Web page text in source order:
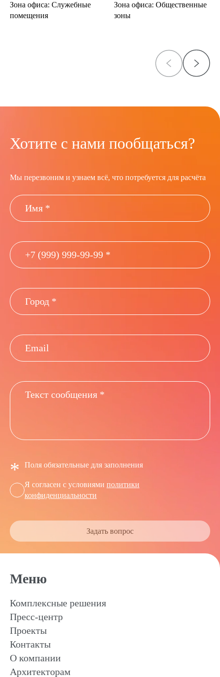
Зона офиса: Служебные
помещения
Зона офиса: Общественные
зоны
Хотите с нами пообщаться?
Мы перезвоним и узнаем всё, что потребуется для расчёта
Задать вопрос
* Поля обязательные для заполнения
Я согласен с условиями политики
конфиденциальности
Меню
Комплексные решения
Пресс-центр
Проекты
Контакты
О компании
Архитекторам